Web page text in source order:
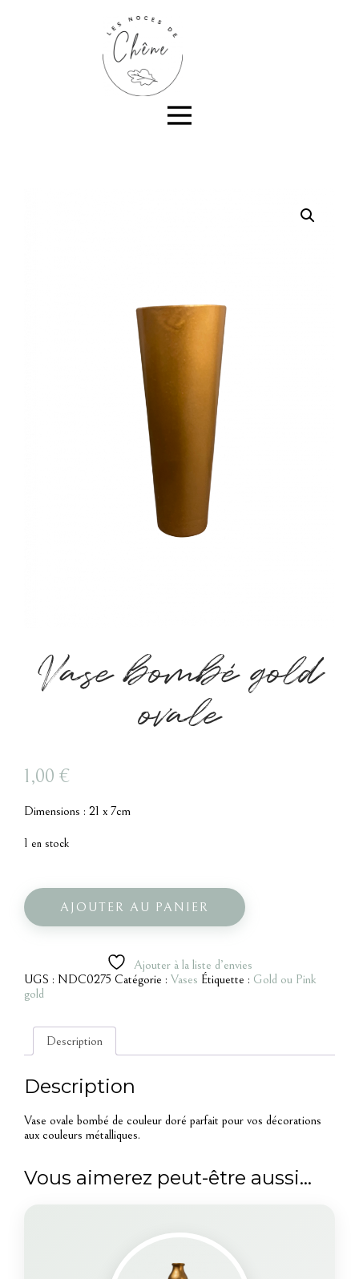
Vase bombé gold
ovale
1,00 €
Dimensions : 21 x 7cm
1 en stock
de
Vase
bombé
AJOUTER AU PANIER
Ajouter à la liste d’envies
UGS : NDC0275 Catégorie : Vases Étiquette : Gold ou Pink
gold
Description
Description
Vase ovale bombé de couleur doré parfait pour vos décorations
aux couleurs métalliques.
Vous aimerez peut-être aussi…